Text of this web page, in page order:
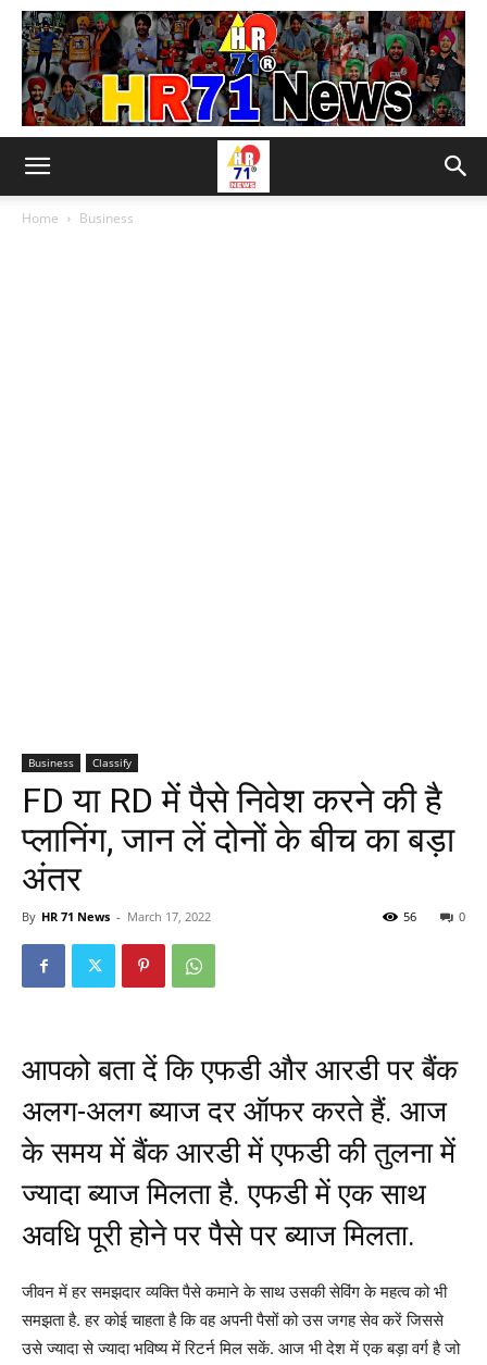
Home Business
Business Classify
FD या RD में पैसे निवेश करने की है
प्लानिंग, जान लें दोनों के बीच का बड़ा
अंतर
By HR 71 News - March 17, 2022 0
56
आपको बता दें कि एफडी और आरडी पर बैंक
अलग-अलग ब्याज दर ऑफर करते हैं. आज
के समय में बैंक आरडी में एफडी की तुलना में
ज्यादा ब्याज मिलता है. एफडी में एक साथ
अवधि पूरी होने पर पैसे पर ब्याज मिलता.
जीवन में हर समझदार व्यक्ति पैसे कमाने के साथ उसकी सेविंग के महत्व को भी
समझता है. हर कोई चाहता है कि वह अपनी पैसों को उस जगह सेव करें जिससे
उसे ज्यादा से ज्यादा भविष्य में रिटर्न मिल सकें. आज भी देश में एक बड़ा वर्ग है जो